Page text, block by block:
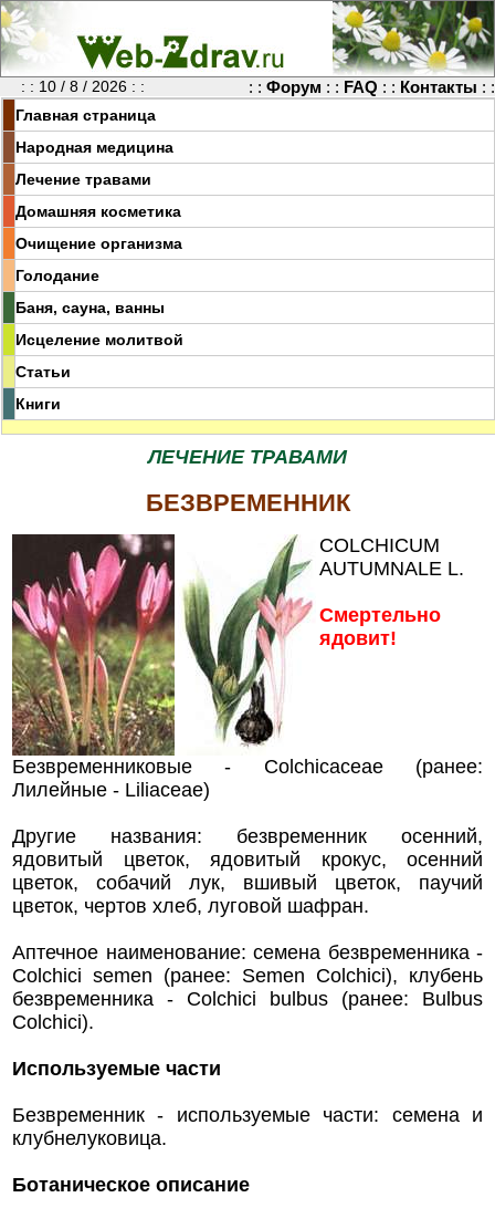
: : 10 / 8 / 2026 : : : : Форум : : FAQ : : Контакты : :
Главная страница
Народная медицина
Лечение травами
Домашняя косметика
Очищение организма
Голодание
Баня, сауна, ванны
Исцеление молитвой
Статьи
Книги
ЛЕЧЕНИЕ ТРАВАМИ
БЕЗВРЕМЕННИК
COLCHICUM
AUTUMNALE L.
Смертельно
ядовит!
Безвременниковые - Colchicaceae (ранее:
Лилейные - Liliaceae)
Другие названия: безвременник осенний,
ядовитый цветок, ядовитый крокус, осенний
цветок, собачий лук, вшивый цветок, паучий
цветок, чертов хлеб, луговой шафран.
Аптечное наименование: семена безвременника -
Colchici semen (ранее: Semen Colchici), клубень
безвременника - Colchici bulbus (ранее: Bulbus
Colchici).
Используемые части
Безвременник - используемые части: семена и
клубнелуковица.
Ботаническое описание